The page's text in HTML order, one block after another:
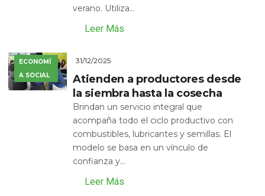
verano. Utiliza...
Leer Más
ECONOMÍ
A SOCIAL
31/12/2025
Atienden a productores desde
la siembra hasta la cosecha
Brindan un servicio integral que
acompaña todo el ciclo productivo con
combustibles, lubricantes y semillas. El
modelo se basa en un vínculo de
confianza y...
Leer Más